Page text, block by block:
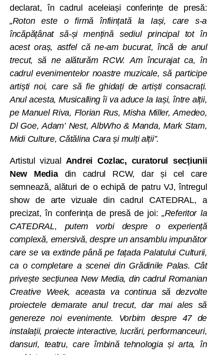
declarat, în cadrul aceleiași conferințe de presă:
„Roton este o firmă înființată la Iași, care s-a
încăpățânat să-și mențină sediul principal tot în
acest oraș, astfel că ne-am bucurat, încă de anul
trecut, să ne alăturăm RCW. Am încurajat ca, în
cadrul evenimentelor noastre muzicale, să participe
artiști noi, care să fie ghidați de artiști consacrați.
Anul acesta, Musicalling îi va aduce la Iași, între alții,
pe Manuel Riva, Florian Rus, Misha Miller, Amedeo,
Dl Goe, Adam’ Nest, AlbWho & Manda, Mark Stam,
Midi Culture, Cătălina Cara și mulți alții”.
Artistul vizual Andrei Cozlac, curatorul secțiunii
New Mediadin cadrul RCW, dar și cel care
semnează, alături de o echipă de patru VJ, întregul
show de arte vizuale din cadrul CATEDRAL, a
precizat, în conferința de presă de joi: „Referitor la
CATEDRAL, putem vorbi despre o experiență
complexă, emersivă, despre un ansamblu impunător
care se va extinde până pe fațada Palatului Culturii,
ca o completare a scenei din Grădinile Palas. Cât
privește secțiunea New Media, din cadrul Romanian
Creative Week, aceasta va continua să dezvolte
proiectele demarate anul trecut, dar mai ales să
genereze noi evenimente. Vorbim despre 47 de
instalații, proiecte interactive, lucrări, performanceuri,
dansuri, teatru, care îmbină tehnologia și arta, în